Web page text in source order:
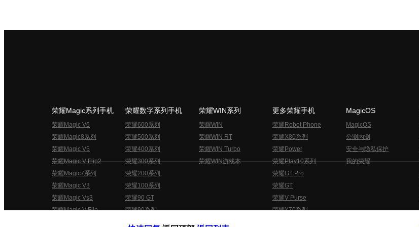
荣耀Magic系列手机
荣耀Magic V6
荣耀Magic8系列
荣耀Magic V5
荣耀Magic V Flip2
荣耀Magic7系列
荣耀Magic V3
荣耀Magic Vs3
荣耀Magic V Flip
荣耀数字系列手机
荣耀600系列
荣耀500系列
荣耀400系列
荣耀300系列
荣耀200系列
荣耀100系列
荣耀90 GT
荣耀90系列
荣耀WIN系列
荣耀WIN
荣耀WIN RT
荣耀WIN Turbo
荣耀WIN游戏本
更多荣耀手机
荣耀Robot Phone
荣耀X80系列
荣耀Power
荣耀Play10系列
荣耀GT Pro
荣耀GT
荣耀V Purse
荣耀X70系列
MagicOS
MagicOS
公测内测
安全与隐私保护
我的荣耀